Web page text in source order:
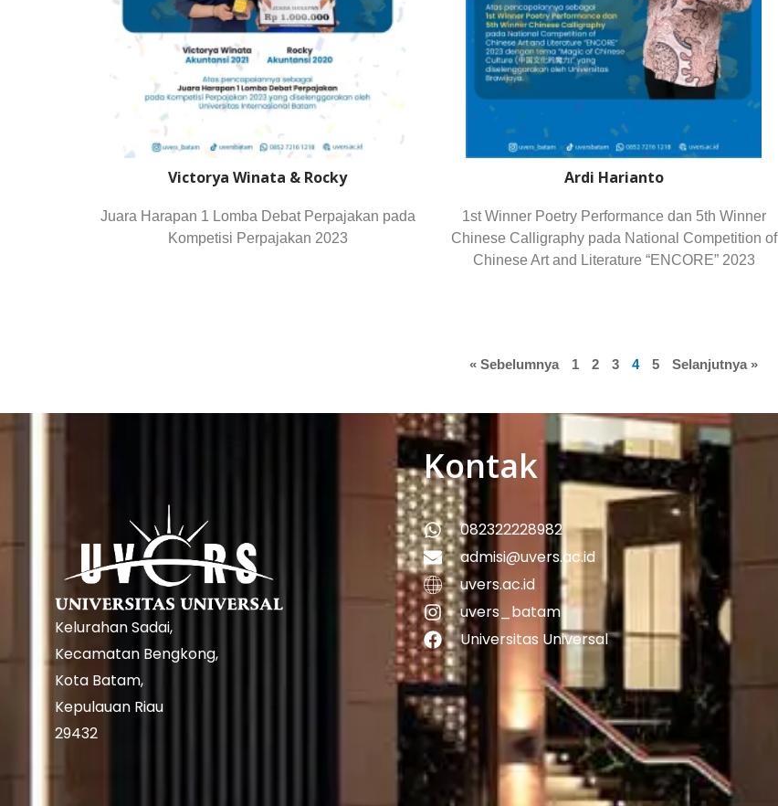
Victorya Winata & Rocky
Juara Harapan 1 Lomba Debat Perpajakan pada
Kompetisi Perpajakan 2023
Ardi Harianto
1st Winner Poetry Performance dan 5th Winner
Chinese Calligraphy pada National Competition of
Chinese Art and Literature “ENCORE” 2023
« Sebelumnya 1 2 3 4 5 Selanjutnya »
Kelurahan Sadai,
Kecamatan Bengkong,
Kota Batam,
Kepulauan Riau
29432
Kontak
082322228982
admisi@uvers.ac.id
uvers.ac.id
uvers_batam
Universitas Universal